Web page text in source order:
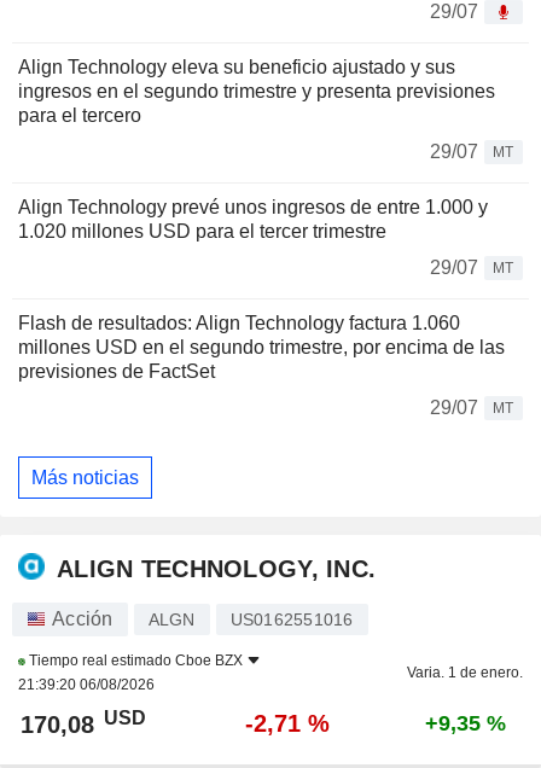
29/07
Align Technology eleva su beneficio ajustado y sus
ingresos en el segundo trimestre y presenta previsiones
para el tercero
29/07
MT
Align Technology prevé unos ingresos de entre 1.000 y
1.020 millones USD para el tercer trimestre
29/07
MT
Flash de resultados: Align Technology factura 1.060
millones USD en el segundo trimestre, por encima de las
previsiones de FactSet
29/07
MT
Más noticias
ALIGN TECHNOLOGY, INC.
Acción ALGN US0162551016
Tiempo real estimado Cboe BZX
21:39:20 06/08/2026
Varia. 1 de enero.
170,08 USD -2,71 % +9,35 %